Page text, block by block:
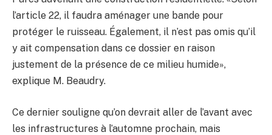
l’article 22, il faudra aménager une bande pour
protéger le ruisseau. Également, il n’est pas omis qu’il
y ait compensation dans ce dossier en raison
justement de la présence de ce milieu humide»,
explique M. Beaudry.
Ce dernier souligne qu’on devrait aller de l’avant avec
les infrastructures à l’automne prochain, mais